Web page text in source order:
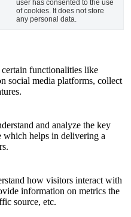
user has consented to the use
of cookies. It does not store
any personal data.
functionalities like
social media platforms, collect
and analyze the key
which helps in delivering a
how visitors interact with
information on metrics the
source, etc.